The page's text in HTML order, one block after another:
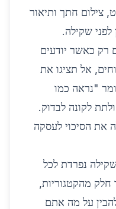
צילום חתך ותיאור
לפני שקילה.
מתאים רק כאשר יודעים
אל תציגו את
"נראה כמו
לקונה לבדוק.
את הסיכוי לעסקה
נפרדת לכל
מהקטגוריות,
על מה אתם